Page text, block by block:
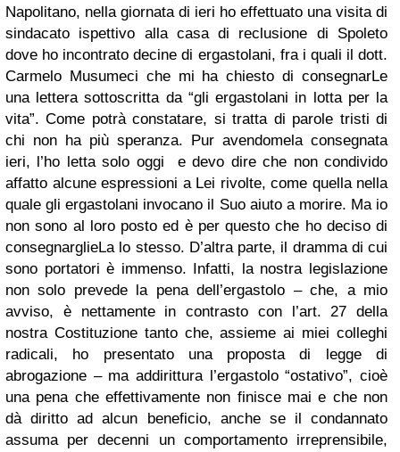
Napolitano, nella giornata di ieri ho effettuato una visita di
sindacato ispettivo alla casa di reclusione di Spoleto
dove ho incontrato decine di ergastolani, fra i quali il dott.
Carmelo Musumeci che mi ha chiesto di consegnarLe
una lettera sottoscritta da “gli ergastolani in lotta per la
vita”. Come potrà constatare, si tratta di parole tristi di
chi non ha più speranza. Pur avendomela consegnata
ieri, l’ho letta solo oggi e devo dire che non condivido
affatto alcune espressioni a Lei rivolte, come quella nella
quale gli ergastolani invocano il Suo aiuto a morire. Ma io
non sono al loro posto ed è per questo che ho deciso di
consegnarglieLa lo stesso. D’altra parte, il dramma di cui
sono portatori è immenso. Infatti, la nostra legislazione
non solo prevede la pena dell’ergastolo – che, a mio
avviso, è nettamente in contrasto con l’art. 27 della
nostra Costituzione tanto che, assieme ai miei colleghi
radicali, ho presentato una proposta di legge di
abrogazione – ma addirittura l’ergastolo “ostativo”, cioè
una pena che effettivamente non finisce mai e che non
dà diritto ad alcun beneficio, anche se il condannato
assuma per decenni un comportamento irreprensibile,